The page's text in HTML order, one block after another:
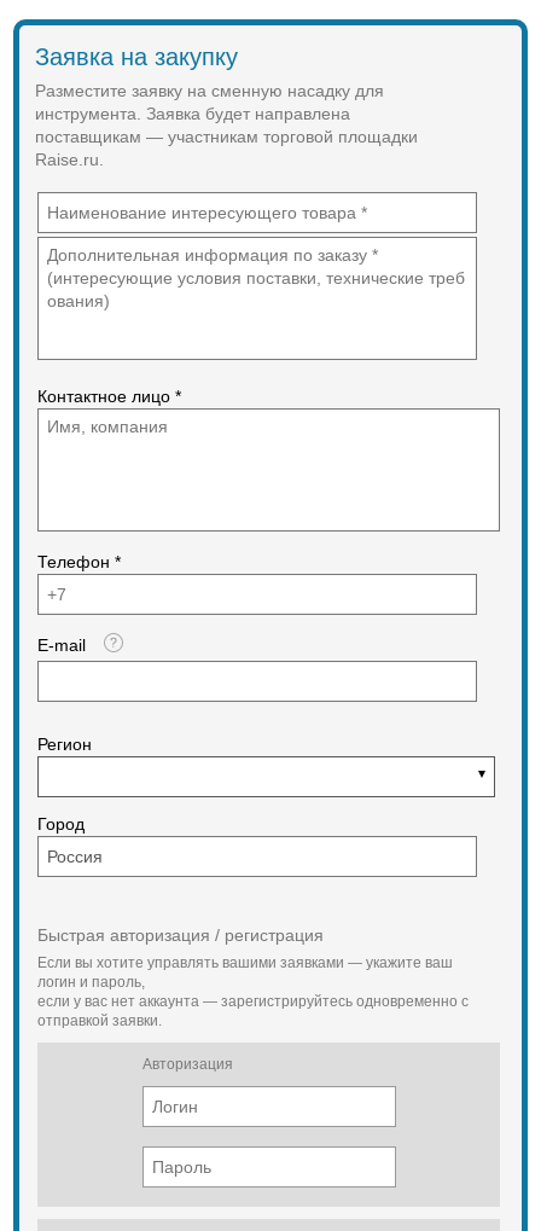
Заявка на закупку
Разместите заявку на сменную насадку для
инструмента. Заявка будет направлена
поставщикам — участникам торговой площадки
Raise.ru.
Контактное лицо *
Телефон *
E-mail
Регион
Город
Быстрая авторизация / регистрация
Если вы хотите управлять вашими заявками — укажите ваш
логин и пароль,
если у вас нет аккаунта — зарегистрируйтесь одновременно с
отправкой заявки.
Авторизация